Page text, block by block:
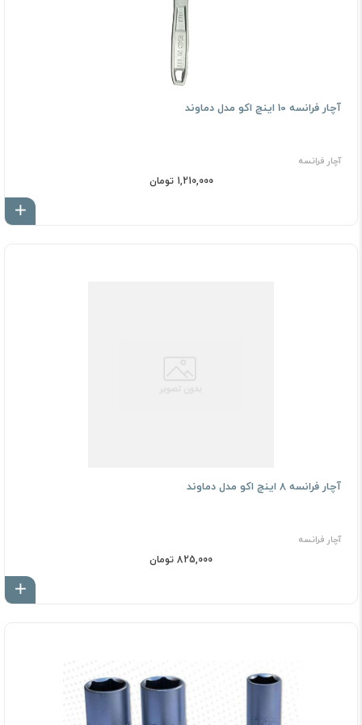
آچار فرانسه 10 اینچ اکو مدل دماوند
آچار فرانسه
1,210,000 تومان
آچار فرانسه 8 اینچ اکو مدل دماوند
آچار فرانسه
825,000 تومان